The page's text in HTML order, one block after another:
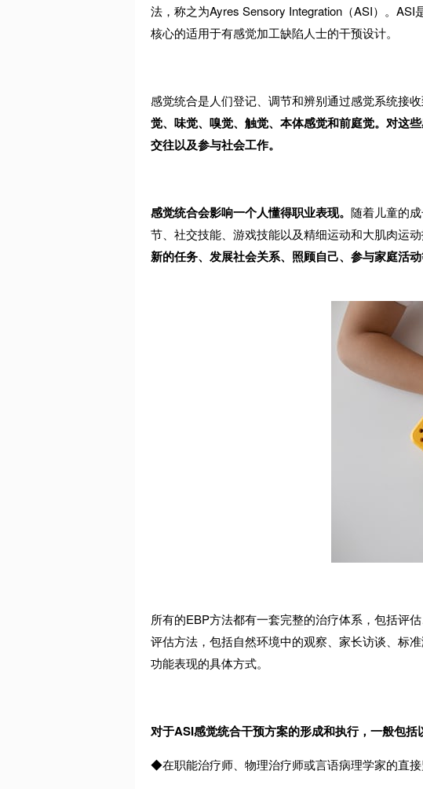
法，称之为Ayres Sensory Integration （ASI）。 ASI
核心的适用于有感觉加工缺陷人士的干预设计。
感觉统合是人们登记、调节和辨别通过感觉系统接
觉、味觉、嗅觉、触觉、本体感觉和前庭觉。对这
交往以及参与社会工作。
感觉统合会影响一个人懂得职业表现。 随着儿童的
节、社交技能、游戏技能以及精细运动和大肌肉运动
新的任务、发展社会关系、照顾自己、参与家庭活动
所有的EBP方法都有一套完整的治疗体系，包括评
评估方法，包括自然环境中的观察、家长访谈、标
功能表现的具体方式。
对于ASI感觉统合干预方案的形成和执行，一般包括
◆在职能治疗师、物理治疗师或言语病理学家的直